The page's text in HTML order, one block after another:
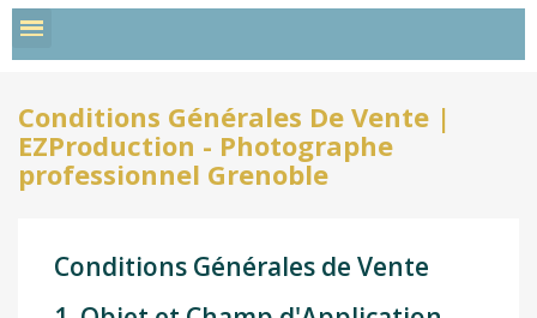
Conditions Générales De Vente |
EZProduction - Photographe
professionnel Grenoble
Conditions Générales de Vente